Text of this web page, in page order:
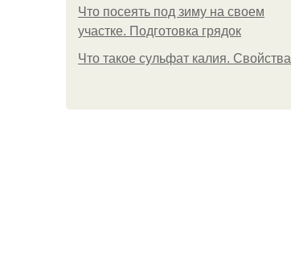
Что посеять под зиму на своем
участке. Подготовка грядок
Что такое сульфат калия. Свойства